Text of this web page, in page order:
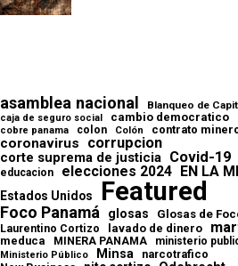
asamblea nacional Blanqueo de
caja de seguro social cambio democratico
cobre panama colon Colón contrato
coronavirus corrupcion
corte suprema de justicia Covid-19
educacion elecciones 2024 EN LA
Estados Unidos Featured
Foco Panamá glosas Glosas de
Laurentino Cortizo lavado de dinero
meduca MINERA PANAMA ministerio
Ministerio Público Minsa
narcotrafico